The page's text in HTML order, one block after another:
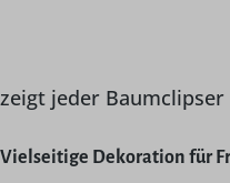
zeigt jeder
Vielseitige Dekoration für